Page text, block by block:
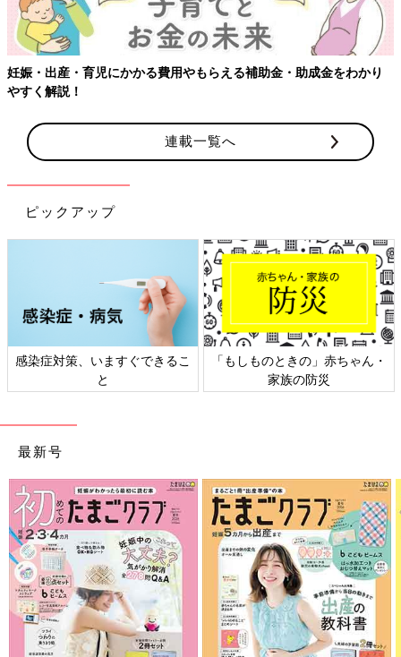
妊娠・出産・育児にかかる費用やもらえる補助金・助成金をわかり
やすく解説！
連載一覧へ
ピックアップ
感染症対策、いますぐできるこ
と
「もしものときの」赤ちゃん・
家族の防災
最新号